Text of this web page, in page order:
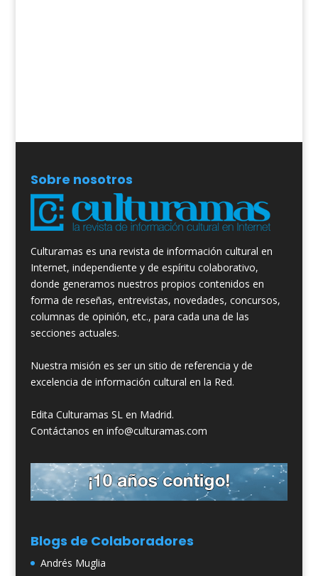
Sobre nosotros
Culturamas es una revista de información cultural en
Internet, independiente y de espíritu colaborativo,
donde generamos nuestros propios contenidos en
forma de reseñas, entrevistas, novedades, concursos,
columnas de opinión, etc., para cada una de las
secciones actuales.
Nuestra misión es ser un sitio de referencia y de
excelencia de información cultural en la Red.
Edita Culturamas SL en Madrid.
Contáctanos en info@culturamas.com
Blogs de Colaboradores
Andrés Muglia